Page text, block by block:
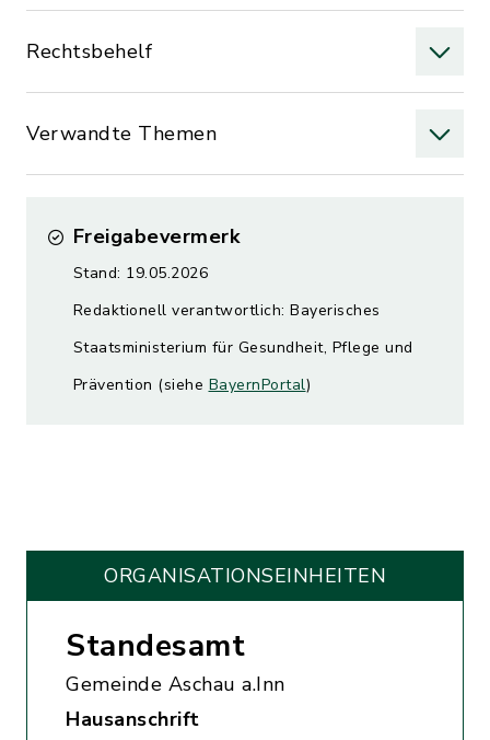
Rechtsbehelf
Verwandte Themen
Freigabevermerk
Stand: 19.05.2026
Redaktionell verantwortlich: Bayerisches
Staatsministerium für Gesundheit, Pflege und
Prävention (siehe BayernPortal)
ORGANISATIONS­EINHEITEN
Standesamt
Gemeinde Aschau a.Inn
Hausanschrift